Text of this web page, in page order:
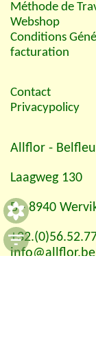
Méthode de
Webshop
Conditions
facturation
Contact
Privacypolicy
Allflor -
Laagweg 130
B - 8940
info@allflor.be